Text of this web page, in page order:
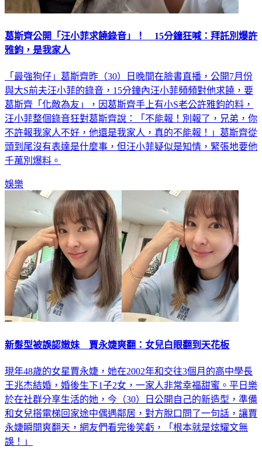
葛斯齊公開「汪小菲求饒錄音」！ 15分鐘狂喊：拜託別爆許
雅鈞，是我家人
「最強狗仔」葛斯齊昨（30）日晚間在臉書直播，公開7月份
與大S前夫汪小菲的錄音，15分鐘內汪小菲頻頻對他求饒，要
葛斯齊「化敵為友」，因葛斯齊手上有小S老公許雅鈞的料，
汪小菲整個錄音狂對葛斯齊說：「不能報！別報了，兄弟，你
不許報我家人不好，他還是我家人，真的不能報！」葛斯齊從
頭到尾沒有表達是什麼事，但汪小菲疑似是知情，緊張地要他
千萬別爆料。
娛樂
新髮型被誤認嫩妹 賈永婕爽翻：女兒白眼翻到天花板
現年48歲的女星賈永婕，她在2002年和交往3個月的高中學長
王兆杰結婚，婚後生下1子2女，一家人非常幸福甜蜜。平日樂
於在社群分享生活的她，今（30）日公開自己的新造型，準備
和女兒搭電梯回家途中偶遇鄰居，對方脫口問了一句話，讓賈
永婕瞬間爽翻天，網友們看完後笑虧，「根本就是炫耀文無
誤！」